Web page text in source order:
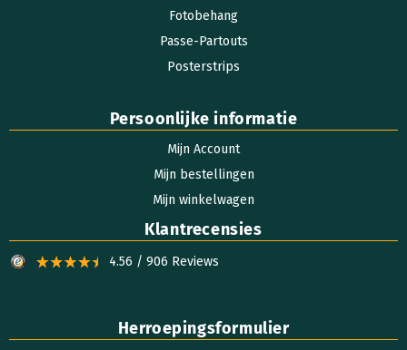
Fotobehang
Passe-Partouts
Posterstrips
Persoonlijke informatie
Mijn Account
Mijn bestellingen
Mijn winkelwagen
Klantrecensies
4.56 / 906 Reviews
Herroepingsformulier